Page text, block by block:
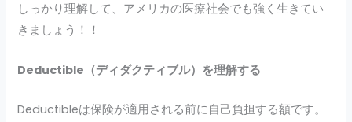
しっかり理解して、アメリカの医療社会でも強く生きてい
きましょう！！
Deductible（ディダクティブル）を理解する
Deductibleは保険が適用される前に自己負担する額です。